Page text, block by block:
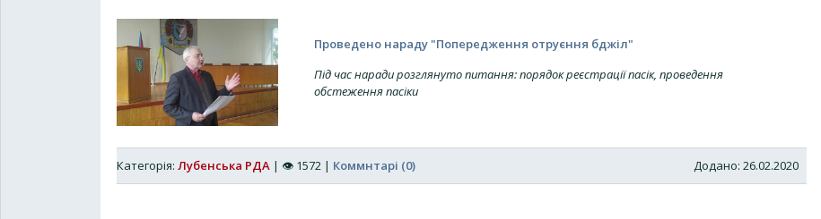
Проведено нараду "Попередження отруєння бджіл"
Під час наради розглянуто питання: порядок реєстрації пасік, проведення
обстеження пасіки
Додано: 26.02.2020
Категорія: Лубенська РДА | 👁 1572 | Коммнтарі (0)